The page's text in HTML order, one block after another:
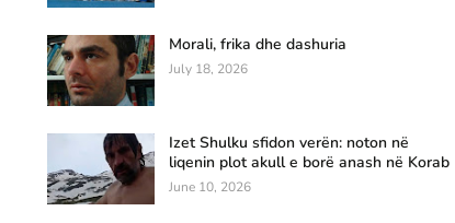
Morali, frika dhe dashuria
July 18, 2026
Izet Shulku sfidon verën: noton në
liqenin plot akull e borë anash në Korab
June 10, 2026